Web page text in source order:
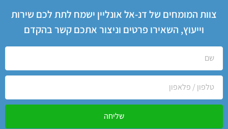
צוות המומחים של דנ-אל אונליין ישמח לתת לכם שירות
וייעוץ, השאירו פרטים וניצור אתכם קשר בהקדם
שליחה